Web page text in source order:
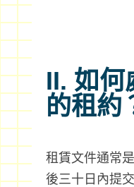
II. 如何
的租約
租賃文件通常
後三十日內提